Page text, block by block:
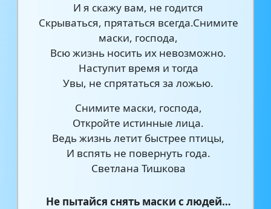
И я скажу вам, не годится
Скрываться, прятаться всегда.Снимите
маски, господа,
Всю жизнь носить их невозможно.
Наступит время и тогда
Увы, не спрятаться за ложью.
Снимите маски, господа,
Откройте истинные лица.
Ведь жизнь летит быстрее птицы,
И вспять не повернуть года.
Светлана Тишкова
Не пытайся снять маски с людей…